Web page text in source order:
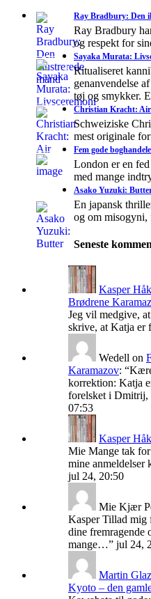
Ray Bradbury: Den
Ray Bradbury
og respekt for
Sayaka Murata:
Ritualiseret
genanvendelse
tøj og smykker.
Christian Kracht: Air
Schweiziske
mest originale
Fem gode
London er en
med mange
Asako Yuzuki:
En japansk
og om
Seneste
Kasper
Brødrene
Jeg vil medgive,
skrive, at Katja
Wedell on
Karamazov: “
korrektion: Katja
forelsket i
07:53
Kasper
Mie Mange tak
mine
jul 24, 20:50
Mie Kjær
Kasper Tillad mig
dine fremragende
mange…” jul 24,
Martin
Kyoto – den